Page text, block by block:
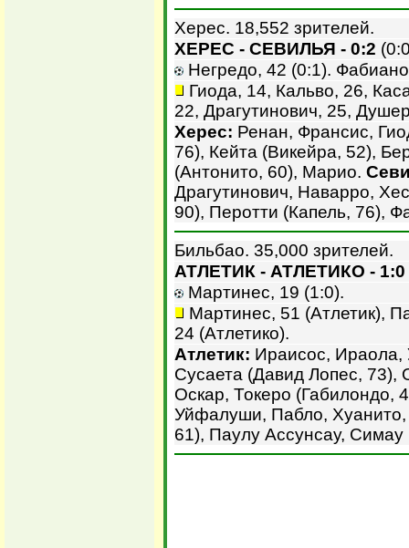
Херес. 18,552 зрителей.
ХЕРЕС - СЕВИЛЬЯ - 0:2
Негредо, 42 (0:1).
Гиода, 14, Кальво, 26,
22, Драгутинович, 25,
Херес: Ренан, Франсис,
76), Кейта (Викейра, 52),
(Антонито, 60), Марио.
Драгутинович, Наварро,
90), Перотти (Капель, 76),
Бильбао. 35,000 зрителей.
АТЛЕТИК - АТЛЕТИКО - 1:0
Мартинес, 19 (1:0).
Мартинес, 51 (Атлетик),
24 (Атлетико).
Атлетик: Ираисос, Ираола,
Сусаета (Давид Лопес,
Оскар, Токеро (Габилондо,
Уйфалуши, Пабло, Хуанито,
61), Паулу Ассунсау,